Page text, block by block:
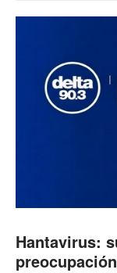
Hantavirus:
preocupación